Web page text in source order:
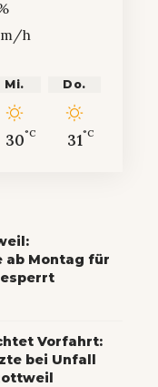
h
Mi.
30°C
Do.
31°C
ab Montag für
Vorfahrt:
bei Unfall